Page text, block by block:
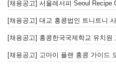
[채용공고] 홍콩한국국제학교 유치원
[채용공고] 고마이 플랜 홍콩 가이드